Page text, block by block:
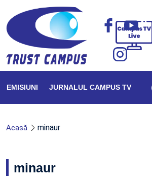
EMISIUNI JURNALUL CAMPUS TV
Acasă minaur
minaur